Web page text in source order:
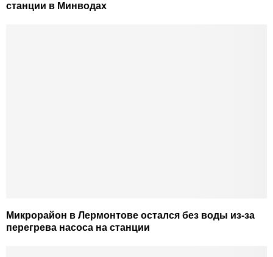
станции в Минводах
Микрорайон в Лермонтове остался без воды из-за
перегрева насоса на станции